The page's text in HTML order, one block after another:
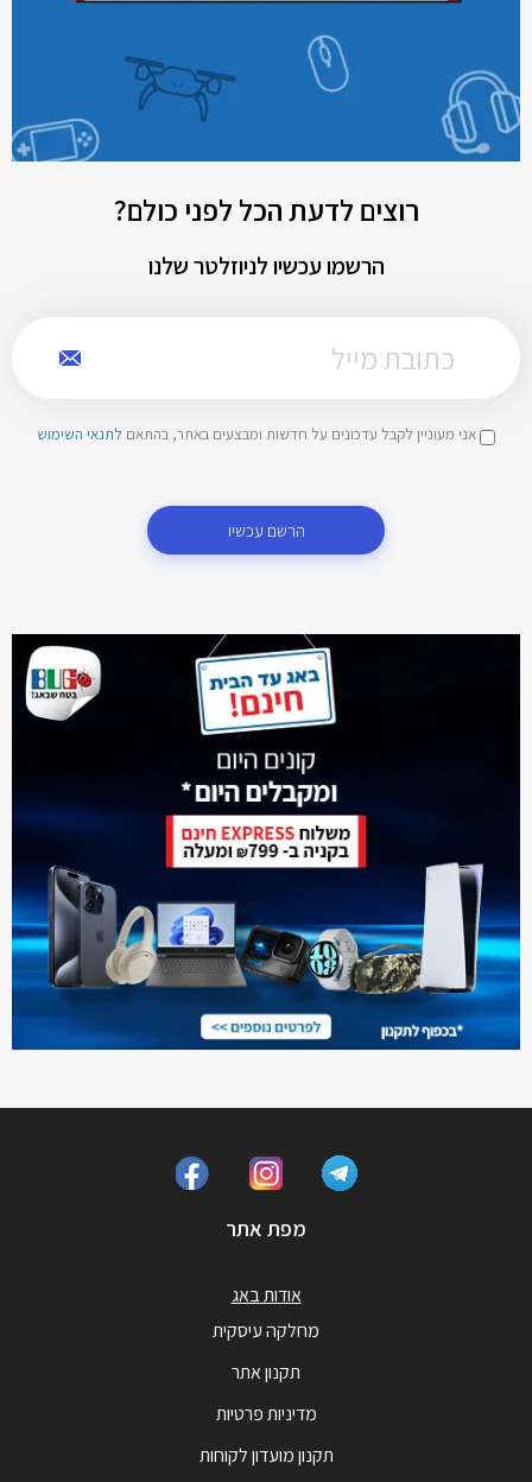
רוצים לדעת הכל לפני כולם?
הרשמו עכשיו לניוזלטר שלנו
אני מעוניין לקבל עדכונים על חדשות ומבצעים באתר, בהתאם לתנאי השימוש
הרשם עכשיו
מפת אתר
אודות באג
מחלקה עיסקית
תקנון אתר
מדיניות פרטיות
תקנון מועדון לקוחות